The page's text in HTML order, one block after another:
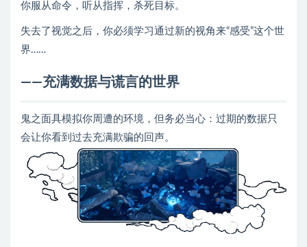
你服从命令，听从指挥，杀死目标。
失去了视觉之后，你必须学习通过新的视角来“感受”这个世
界……
——充满数据与谎言的世界
鬼之面具模拟你周遭的环境，但务必当心：过期的数据只
会让你看到过去充满欺骗的回声。